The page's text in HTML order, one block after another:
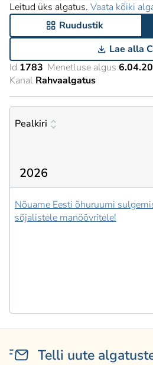
Leitud üks algatus. Vaata kõiki
Ruudustik
Lae alla
Id 1783 Menetluse algus
Kanal Rahvaalgatus
Pealkiri
2026
Nõuame Eesti õhuruumi
sõjalistele manöövritele!
Telli uute